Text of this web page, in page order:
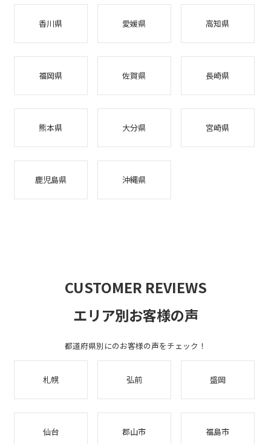
香川県 愛媛県 高知県
福岡県 佐賀県 長崎県
熊本県 大分県 宮崎県
鹿児島県 沖縄県
CUSTOMER REVIEWS
エリア別お客様の声
都道府県別にのお客様の声をチェック！
札幌 弘前 盛岡
仙台 郡山市 福島市